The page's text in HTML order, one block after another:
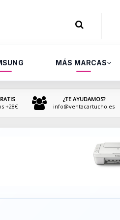
MÁS MARCAS
+28€
¿TE AYUDAMOS?
info@ventacartucho.es